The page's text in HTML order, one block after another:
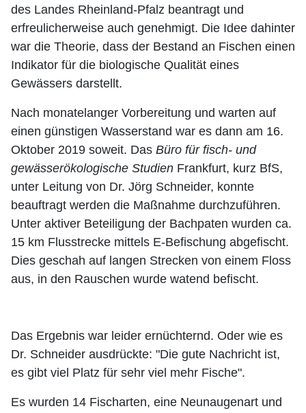
des Landes Rheinland-Pfalz beantragt und
erfreulicherweise auch genehmigt. Die Idee dahinter
war die Theorie, dass der Bestand an Fischen einen
Indikator für die biologische Qualität eines
Gewässers darstellt.
Nach monatelanger Vorbereitung und warten auf
einen günstigen Wasserstand war es dann am 16.
Oktober 2019 soweit. Das Büro für fisch- und
gewässerökologische Studien Frankfurt, kurz BfS,
unter Leitung von Dr. Jörg Schneider, konnte
beauftragt werden die Maßnahme durchzuführen.
Unter aktiver Beteiligung der Bachpaten wurden ca.
15 km Flusstrecke mittels E-Befischung abgefischt.
Dies geschah auf langen Strecken von einem Floss
aus, in den Rauschen wurde watend befischt.
Das Ergebnis war leider ernüchternd. Oder wie es
Dr. Schneider ausdrückte: "Die gute Nachricht ist,
es gibt viel Platz für sehr viel mehr Fische".
Es wurden 14 Fischarten, eine Neunaugenart und